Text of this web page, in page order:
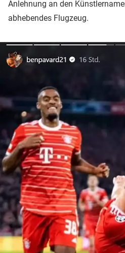
Anlehnung an den
abhebendes Flugzeug.